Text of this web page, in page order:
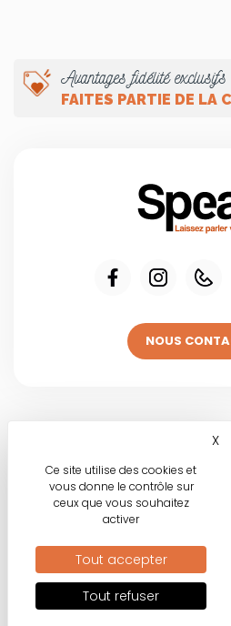
Avantages fidélité exclusifs
FAITES PARTIE DE LA
NOUS
NOS BOUTIQUES
Nos engagements
MODE RESPONSABLE
Ce site utilise des cookies et
vous donne le contrôle sur
ceux que vous souhaitez
activer
Tout accepter
Tout refuser
X